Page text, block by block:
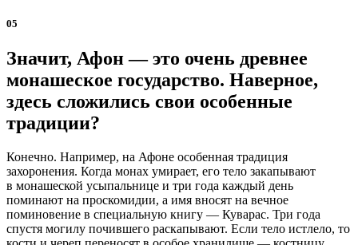
05
Значит, Афон — это очень древнее
монашеское государство. Наверное,
здесь сложились свои особенные
традиции?
Конечно. Например, на Афоне особенная традиция
захоронения. Когда монах умирает, его тело закапывают
в монашеской усыпальнице и три года каждый день
поминают на проскомидии, а имя вносят на вечное
поминовение в специальную книгу — Куварас. Три года
спустя могилу почившего раскапывают. Если тело истлело, то